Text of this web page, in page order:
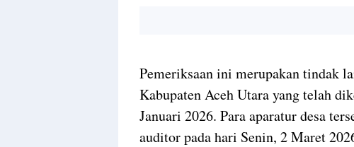
Pemeriksaan ini merupakan tindak
Kabupaten Aceh Utara yang telah
Januari 2026. Para aparatur desa
auditor pada hari Senin, 2 Maret